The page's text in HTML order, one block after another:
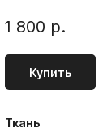
1 800 р.
Купить
Ткань